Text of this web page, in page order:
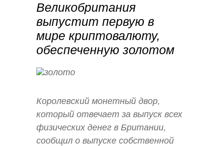
Великобритания
выпустит первую в
мире криптовалюту,
обеспеченную золотом
Королевский монетный двор,
который отвечает за выпуск всех
физических денег в Британии,
сообщил о выпуске собственной